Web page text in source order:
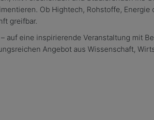
Ob Hightech, Rohstoffe,
greifbar.
– auf eine inspirierende Veranstaltung mit
Angebot aus Wissenschaft,